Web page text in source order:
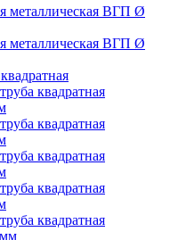
металлическая ВГП Ø
металлическая ВГП Ø
квадратная
квадратная
квадратная
квадратная
квадратная